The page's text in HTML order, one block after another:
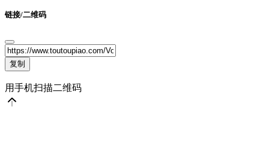
链接/二维码
复制
用手机扫描二维码